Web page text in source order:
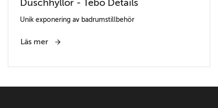
Duschhyllor - Tebo Details
Unik exponering av badrumstillbehör
Läs mer